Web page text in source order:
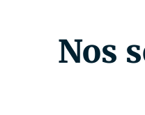
Nos